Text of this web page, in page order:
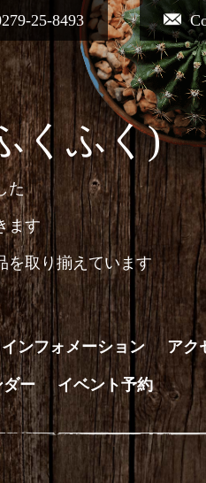
25-8493
くふく)
た
ます
を取り揃えています
インフォメーション アク
ダー イベント予約